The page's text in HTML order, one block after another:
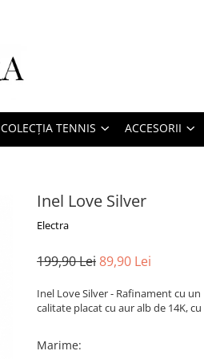
COLECȚIA TENNIS ACCESORII
Inel Love Silver
Electra
199,90 Lei89,90 Lei
Inel Love Silver - Rafinament cu
calitate placat cu aur alb de 14K,
Marime: